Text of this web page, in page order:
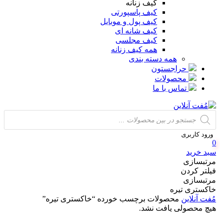
کیف زنانه
کیف پاسپورتی
کیف پول و موبایل
کیف شانه ای
کیف مجلسی
همه کیف زنانه
همه دسته بندی
حراجستون
محصولات
تماس با ما
Products
search
ورود کاربری
0
سبد خرید
مرتبسازی
فیلتر کردن
مرتبسازی
خاکستری تیره
مُفت آنلاین محصولات برچسب خورده “خاکستری تیره”
هیچ محصولی یافت نشد.